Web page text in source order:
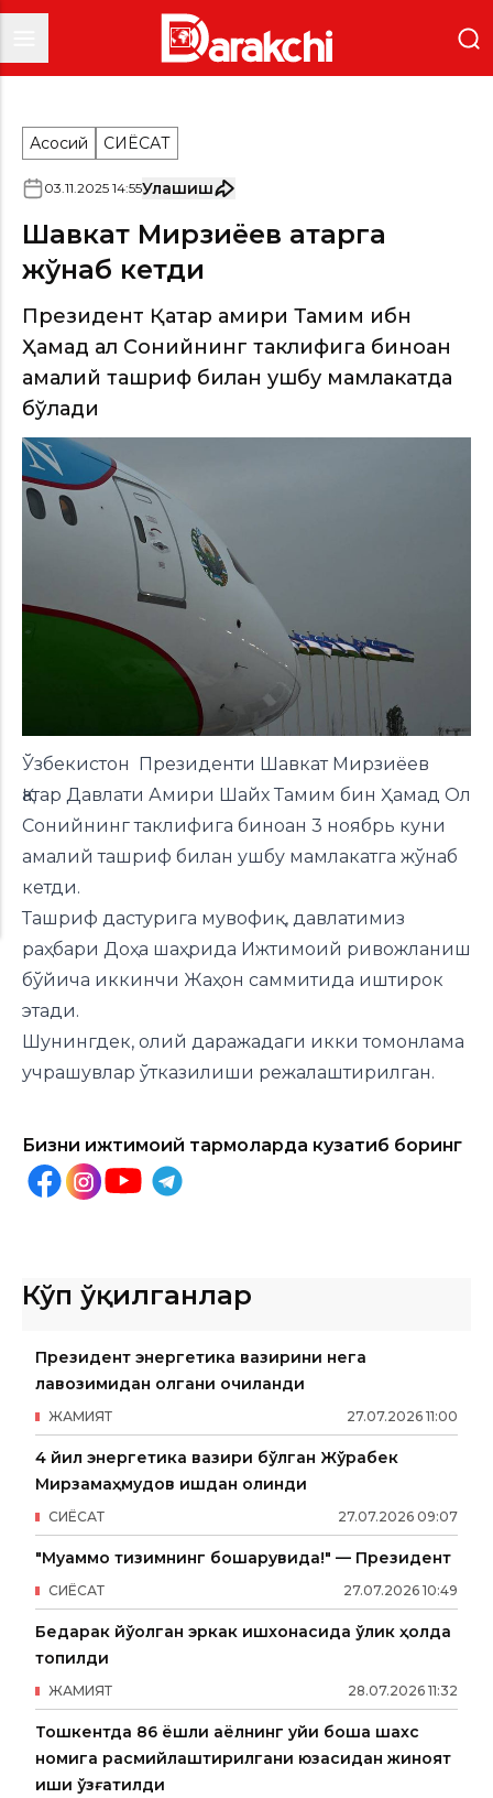
Асосий СИËСАТ
03.11.2025 14:55Улашиш
Шавкат Мирзиёев Қатарга
жўнаб кетди
Президент Қатар амири Тамим ибн
Ҳамад ал Сонийнинг таклифига биноан
амалий ташриф билан ушбу мамлакатда
бўлади
Ўзбекистон Президенти Шавкат Мирзиёев
Қатар Давлати Амири Шайх Тамим бин Ҳамад Ол
Сонийнинг таклифига биноан 3 ноябрь куни
амалий ташриф билан ушбу мамлакатга жўнаб
кетди.
Ташриф дастурига мувофиқ, давлатимиз
раҳбари Доҳа шаҳрида Ижтимоий ривожланиш
бўйича иккинчи Жаҳон саммитида иштирок
этади.
Шунингдек, олий даражадаги икки томонлама
учрашувлар ўтказилиши режалаштирилган.
Бизни ижтимоий тармоқларда кузатиб боринг
Кўп ўқилганлар
Президент энергетика вазирини нега
лавозимидан олгани очиқланди
27.07.2026 11:00
ЖАМИЯТ
4 йил энергетика вазири бўлган Жўрабек
Мирзамаҳмудов ишдан олинди
27.07.2026 09:07
СИËСАТ
"Муаммо тизимнинг бошқарувида!" — Президент
27.07.2026 10:49
СИËСАТ
Бедарак йўқолган эркак ишхонасида ўлик ҳолда
топилди
28.07.2026 11:32
ЖАМИЯТ
Тошкентда 86 ёшли аёлнинг уйи бошқа шахс
номига расмийлаштирилгани юзасидан жиноят
иши қўзғатилди